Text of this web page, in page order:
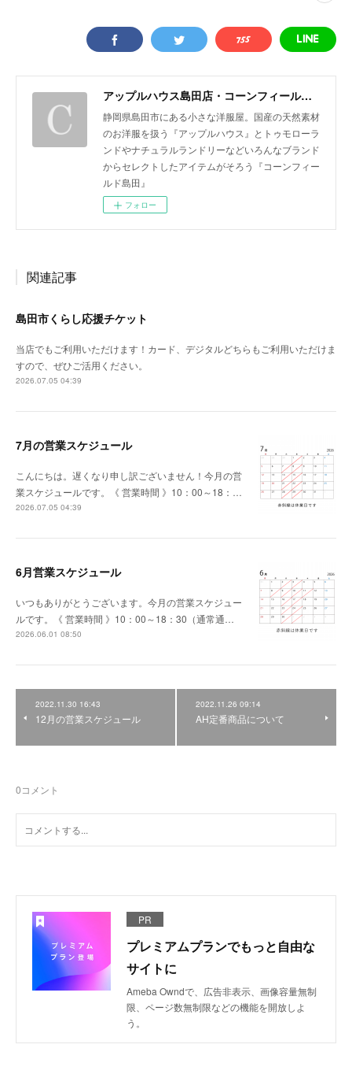
アップルハウス島田店・コーンフィールド島田
静岡県島田市にある小さな洋服屋。国産の天然素材
のお洋服を扱う『アップルハウス』とトゥモローラ
ンドやナチュラルランドリーなどいろんなブランド
からセレクトしたアイテムがそろう『コーンフィー
ルド島田』
フォロー
関連記事
島田市くらし応援チケット
当店でもご利用いただけます！カード、デジタルどちらもご利用いただけま
すので、ぜひご活用ください。
2026.07.05 04:39
7月の営業スケジュール
こんにちは。遅くなり申し訳ございません！今月の営
業スケジュールです。《 営業時間 》10：00～18：…
2026.07.05 04:39
6月営業スケジュール
いつもありがとうございます。今月の営業スケジュー
ルです。《 営業時間 》10：00～18：30（通常通…
2026.06.01 08:50
2022.11.30 16:43
12月の営業スケジュール
2022.11.26 09:14
AH定番商品について
0コメント
PR
プレミアムプランでもっと自由な
サイトに
Ameba Owndで、広告非表示、画像容量無制
限、ページ数無制限などの機能を開放しよ
う。